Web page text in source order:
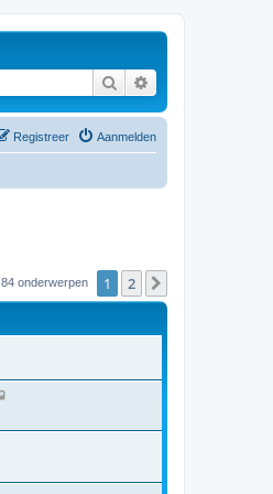
Zoek
Aanmelden
Registreer
84 onderwerpen 1 2